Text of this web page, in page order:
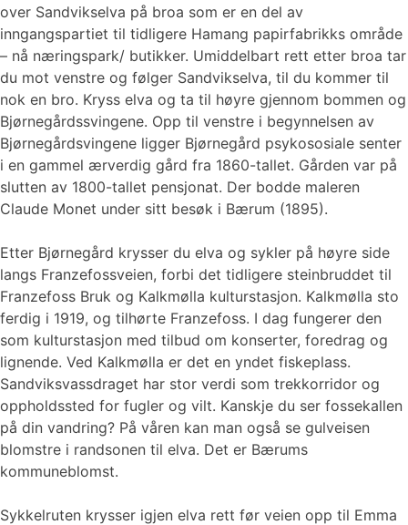
over Sandvikselva på broa som er en del av
inngangspartiet til tidligere Hamang papirfabrikks område
– nå næringspark/ butikker. Umiddelbart rett etter broa tar
du mot venstre og følger Sandvikselva, til du kommer til
nok en bro. Kryss elva og ta til høyre gjennom bommen og
Bjørnegårdssvingene. Opp til venstre i begynnelsen av
Bjørnegårdsvingene ligger Bjørnegård psykososiale senter
i en gammel ærverdig gård fra 1860-tallet. Gården var på
slutten av 1800-tallet pensjonat. Der bodde maleren
Claude Monet under sitt besøk i Bærum (1895).
Etter Bjørnegård krysser du elva og sykler på høyre side
langs Franzefossveien, forbi det tidligere steinbruddet til
Franzefoss Bruk og Kalkmølla kulturstasjon. Kalkmølla sto
ferdig i 1919, og tilhørte Franzefoss. I dag fungerer den
som kulturstasjon med tilbud om konserter, foredrag og
lignende. Ved Kalkmølla er det en yndet fiskeplass.
Sandviksvassdraget har stor verdi som trekkorridor og
oppholdssted for fugler og vilt. Kanskje du ser fossekallen
på din vandring? På våren kan man også se gulveisen
blomstre i randsonen til elva. Det er Bærums
kommuneblomst.
Sykkelruten krysser igjen elva rett før veien opp til Emma